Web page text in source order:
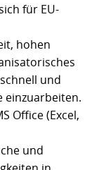
für EU-
hohen
und
einzuarbeiten.
Office (Excel,
und